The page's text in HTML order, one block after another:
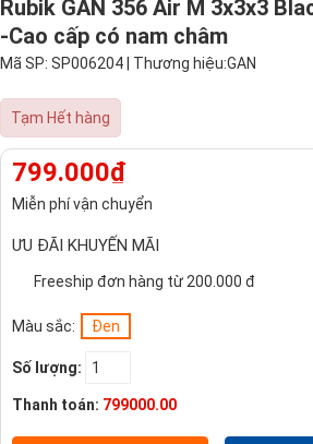
Rubik GAN 356 Air M 3x3x3
-Cao cấp có nam châm
Mã SP: SP006204 | Thương hiệu:GAN
Tạm Hết hàng
799.000₫
Miễn phí vận chuyển
ƯU ĐÃI KHUYẾN MÃI
Freeship đơn hàng từ 200.000 đ
Màu sắc: Đen
Số lượng:
Thanh toán: 799000.00